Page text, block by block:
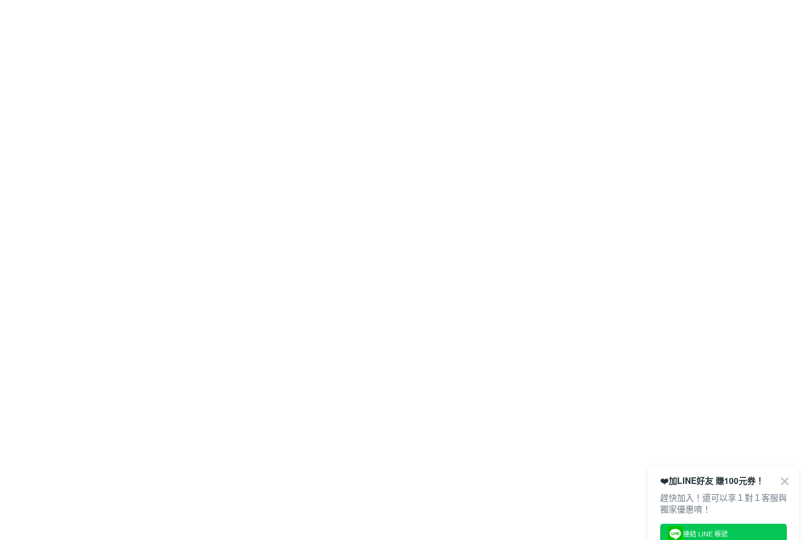
❤️加LINE好友 賺100元券！
趕快加入！還可以享１對１客服與
獨家優惠唷！
連結 LINE 帳號